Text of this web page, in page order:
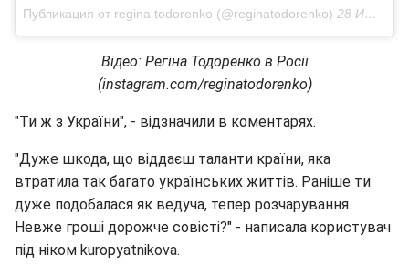
Публикация от regina todorenko (@reginatodorenko) 28 Июн 2018 в 10:48 PDT
Відео: Регіна Тодоренко в Росії
(instagram.com/reginatodorenko)
"Ти ж з України", - відзначили в коментарях.
"Дуже шкода, що віддаєш таланти країни, яка
втратила так багато українських життів. Раніше ти
дуже подобалася як ведуча, тепер розчарування.
Невже гроші дорожче совісті?" - написала користувач
під ніком kuropyatnikova.